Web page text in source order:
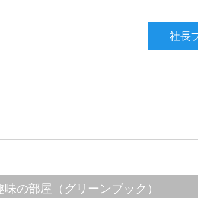
社長
の部屋（グリーンブック）